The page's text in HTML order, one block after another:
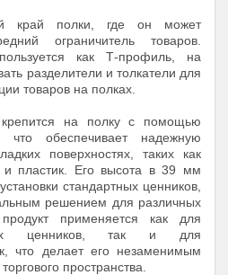
край полки, где он может
ограничитель товаров.
как Т-профиль, на
разделители и толкатели для
товаров на полках.
крепится на полку с помощью
что обеспечивает надежную
поверхностях, таких как
и пластик. Его высота в 39 мм
стандартных ценников,
решением для различных
применяется как для
ценников, так и для
что делает его незаменимым
пространства.